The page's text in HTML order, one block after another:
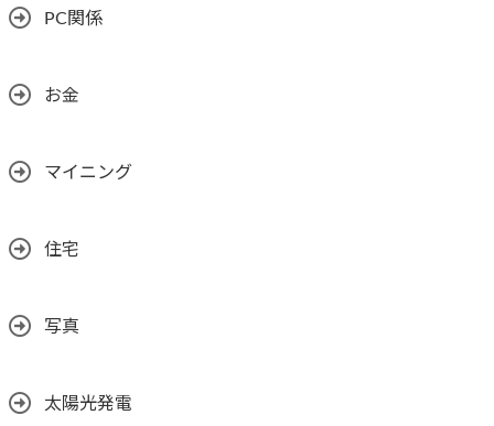
PC関係
お金
マイニング
住宅
写真
太陽光発電